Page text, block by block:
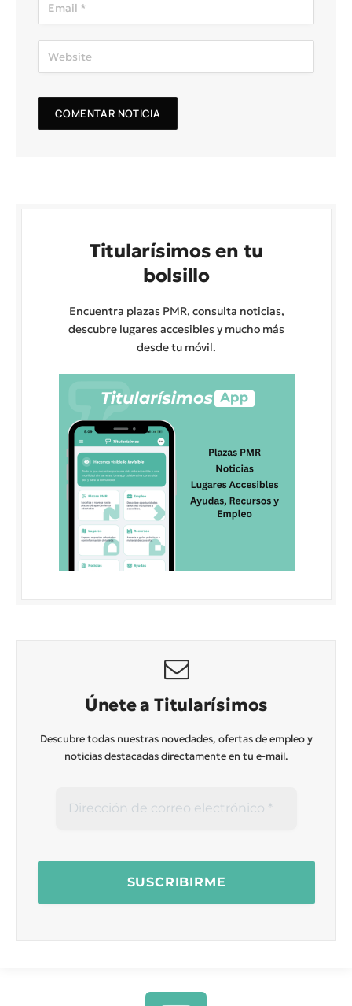
Titularísimos en tu
bolsillo
Encuentra plazas PMR, consulta noticias,
descubre lugares accesibles y mucho más
desde tu móvil.
Únete a Titularísimos
Descubre todas nuestras novedades, ofertas de empleo y
noticias destacadas directamente en tu e-mail.